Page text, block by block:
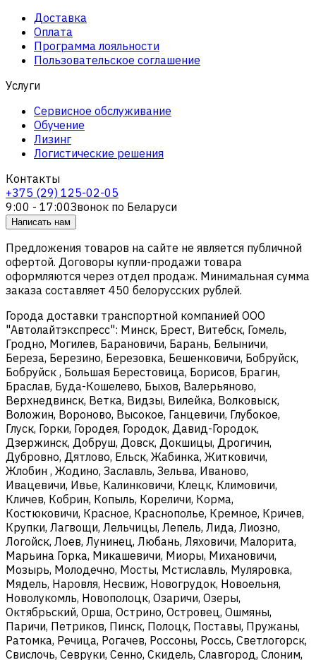
Доставка
Оплата
Программа лояльности
Пользовательское соглашение
Услуги
Сервисное обслуживание
Обучение
Лизинг
Логистические решения
Контакты
+375 (29) 125-02-05
9:00 - 17:00Звонок по Беларуси
Написать нам
Предложения товаров на сайте не является публичной
офертой. Договоры купли-продажи товара
оформляются через отдел продаж. Минимальная сумма
заказа составляет 450 белорусских рублей.
Города доставки транспортной компанией ООО
"Автолайтэкспресс": Минск, Брест, Витебск, Гомель,
Гродно, Могилев, Барановичи, Барань, Белыничи,
Береза, Березино, Березовка, Бешенковичи, Бобруйск,
Бобруйск , Большая Берестовица, Борисов, Брагин,
Браслав, Буда-Кошелево, Быхов, Валерьяново,
Верхнедвинск, Ветка, Видзы, Вилейка, Волковыск,
Воложин, Вороново, Высокое, Ганцевичи, Глубокое,
Глуск, Горки, Городея, Городок, Давид-Городок,
Дзержинск, Добруш, Довск, Докшицы, Дрогичин,
Дубровно, Дятлово, Ельск, Жабинка, Житковичи,
Жлобин , Жодино, Заславль, Зельва, Иваново,
Ивацевичи, Ивье, Калинковичи, Клецк, Климовичи,
Кличев, Кобрин, Копыль, Кореличи, Корма,
Костюковичи, Красное, Краснополье, Кремное, Кричев,
Крупки, Лагвощи, Лельчицы, Лепель, Лида, Лиозно,
Логойск, Лоев, Лунинец, Любань, Ляховичи, Малорита,
Марьина Горка, Микашевичи, Миоры, Михановичи,
Мозырь, Молодечно, Мосты, Мстиславль, Муляровка,
Мядель, Наровля, Несвиж, Новогрудок, Новоельня,
Новолукомль, Новополоцк, Озаричи, Озеры,
Октябрьский, Орша, Острино, Островец, Ошмяны,
Паричи, Петриков, Пинск, Полоцк, Поставы, Пружаны,
Ратомка, Речица, Рогачев, Россоны, Россь, Светлогорск,
Свислочь, Севруки, Сенно, Скидель, Славгород, Слоним,